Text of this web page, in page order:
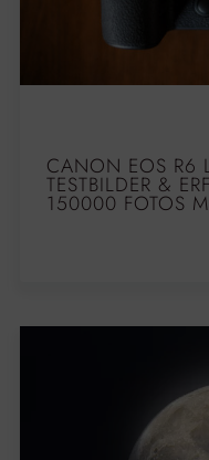
CANON EOS R6
TESTBILDER &
150000 FOTOS